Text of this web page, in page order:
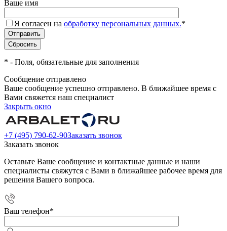
Ваше имя
Я согласен на обработку персональных данных.*
* - Поля, обязательные для заполнения
Сообщение отправлено
Ваше сообщение успешно отправлено. В ближайшее время с
Вами свяжется наш специалист
Закрыть окно
+7 (495) 790-62-90Заказать звонок
Заказать звонок
Оставьте Ваше сообщение и контактные данные и наши
специалисты свяжутся с Вами в ближайшее рабочее время для
решения Вашего вопроса.
Ваш телефон*